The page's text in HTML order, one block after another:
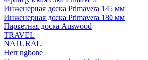
Инженерная доска Primavera 145 мм
Инженерная доска Primavera 180 мм
Паркетная доска Auswood
TRAVEL
NATURAL
Herringbone